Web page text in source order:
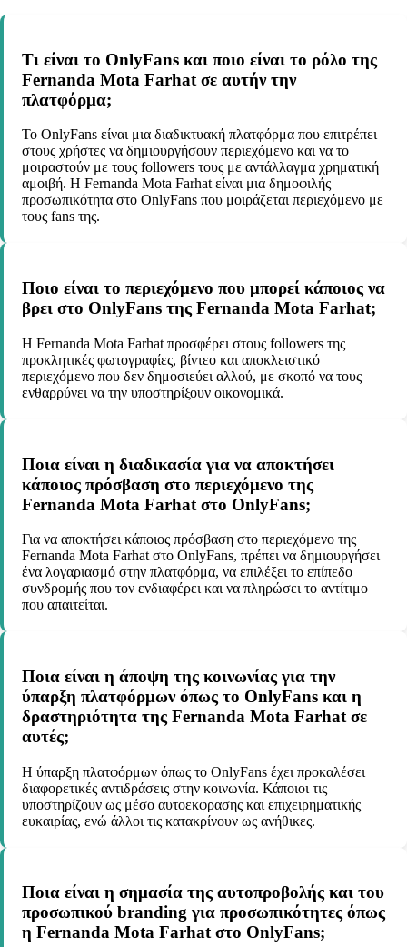
Τι είναι το OnlyFans και ποιο είναι το ρόλο της
Fernanda Mota Farhat σε αυτήν την
πλατφόρμα;
Το OnlyFans είναι μια διαδικτυακή πλατφόρμα που επιτρέπει
στους χρήστες να δημιουργήσουν περιεχόμενο και να το
μοιραστούν με τους followers τους με αντάλλαγμα χρηματική
αμοιβή. Η Fernanda Mota Farhat είναι μια δημοφιλής
προσωπικότητα στο OnlyFans που μοιράζεται περιεχόμενο με
τους fans της.
Ποιο είναι το περιεχόμενο που μπορεί κάποιος να
βρει στο OnlyFans της Fernanda Mota Farhat;
Η Fernanda Mota Farhat προσφέρει στους followers της
προκλητικές φωτογραφίες, βίντεο και αποκλειστικό
περιεχόμενο που δεν δημοσιεύει αλλού, με σκοπό να τους
ενθαρρύνει να την υποστηρίξουν οικονομικά.
Ποια είναι η διαδικασία για να αποκτήσει
κάποιος πρόσβαση στο περιεχόμενο της
Fernanda Mota Farhat στο OnlyFans;
Για να αποκτήσει κάποιος πρόσβαση στο περιεχόμενο της
Fernanda Mota Farhat στο OnlyFans, πρέπει να δημιουργήσει
ένα λογαριασμό στην πλατφόρμα, να επιλέξει το επίπεδο
συνδρομής που τον ενδιαφέρει και να πληρώσει το αντίτιμο
που απαιτείται.
Ποια είναι η άποψη της κοινωνίας για την
ύπαρξη πλατφόρμων όπως το OnlyFans και η
δραστηριότητα της Fernanda Mota Farhat σε
αυτές;
Η ύπαρξη πλατφόρμων όπως το OnlyFans έχει προκαλέσει
διαφορετικές αντιδράσεις στην κοινωνία. Κάποιοι τις
υποστηρίζουν ως μέσο αυτοεκφρασης και επιχειρηματικής
ευκαιρίας, ενώ άλλοι τις κατακρίνουν ως ανήθικες.
Ποια είναι η σημασία της αυτοπροβολής και του
προσωπικού branding για προσωπικότητες όπως
η Fernanda Mota Farhat στο OnlyFans;